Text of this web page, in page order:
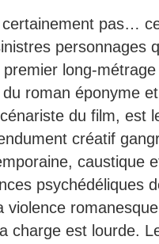
pas…
personnages
long-
roman éponyme
du film, est
créatif
caustique
psychédéliques
violence
charge est lourde.